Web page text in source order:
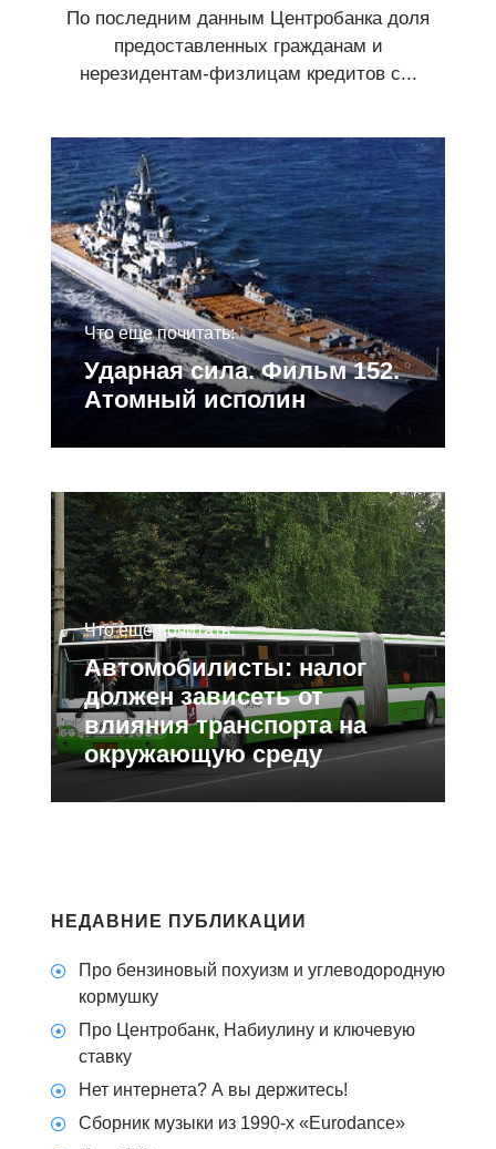
По последним данным Центробанка доля
предоставленных гражданам и
нерезидентам-физлицам кредитов с...
Что еще почитать:
Ударная сила. Фильм 152.
Атомный исполин
Что еще почитать:
Автомобилисты: налог
должен зависеть от
влияния транспорта на
окружающую среду
НЕДАВНИЕ ПУБЛИКАЦИИ
Про бензиновый похуизм и углеводородную
кормушку
Про Центробанк, Набиулину и ключевую
ставку
Нет интернета? А вы держитесь!
Сборник музыки из 1990-х «Eurodance»